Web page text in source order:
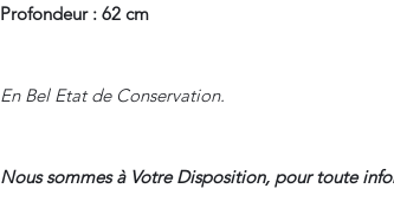
Profondeur : 62 cm
En Bel Etat de Conservation.
Nous sommes à Votre Disposition, pour toute